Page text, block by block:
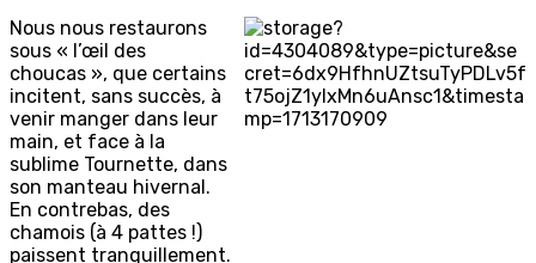
Nous nous restaurons
sous « l’œil des
choucas », que certains
incitent, sans succès, à
venir manger dans leur
main, et face à la
sublime Tournette, dans
son manteau hivernal.
En contrebas, des
chamois (à 4 pattes !)
paissent tranquillement.